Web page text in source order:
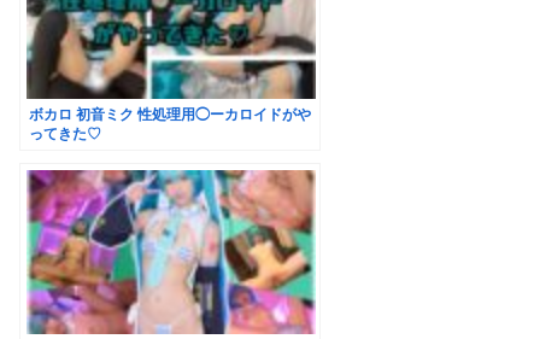
ボカロ 初音ミク 性処理用◯ーカロイドがや
ってきた♡